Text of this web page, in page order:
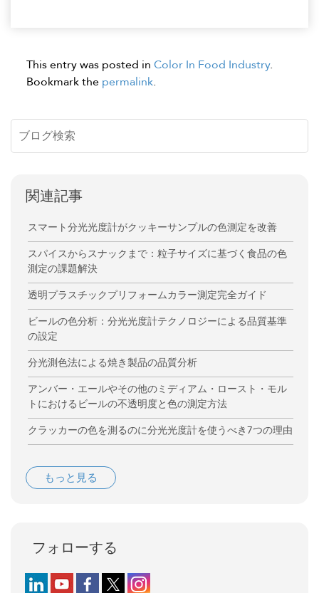
This entry was posted in Color In Food Industry.
Bookmark the permalink.
関連記事
スマート分光光度計がクッキーサンプルの色測定を改善
スパイスからスナックまで：粒子サイズに基づく食品の色
測定の課題解決
透明プラスチックプリフォームカラー測定完全ガイド
ビールの色分析：分光光度計テクノロジーによる品質基準
の設定
分光測色法による焼き製品の品質分析
アンバー・エールやその他のミディアム・ロースト・モル
トにおけるビールの不透明度と色の測定方法
クラッカーの色を測るのに分光光度計を使うべき7つの理由
もっと見る
フォローする
Follow us on LinkedIn
Follow us on YouTube
Follow us on Facebook
Follow us on X (formerly Twitter)
Follow us on Instagram